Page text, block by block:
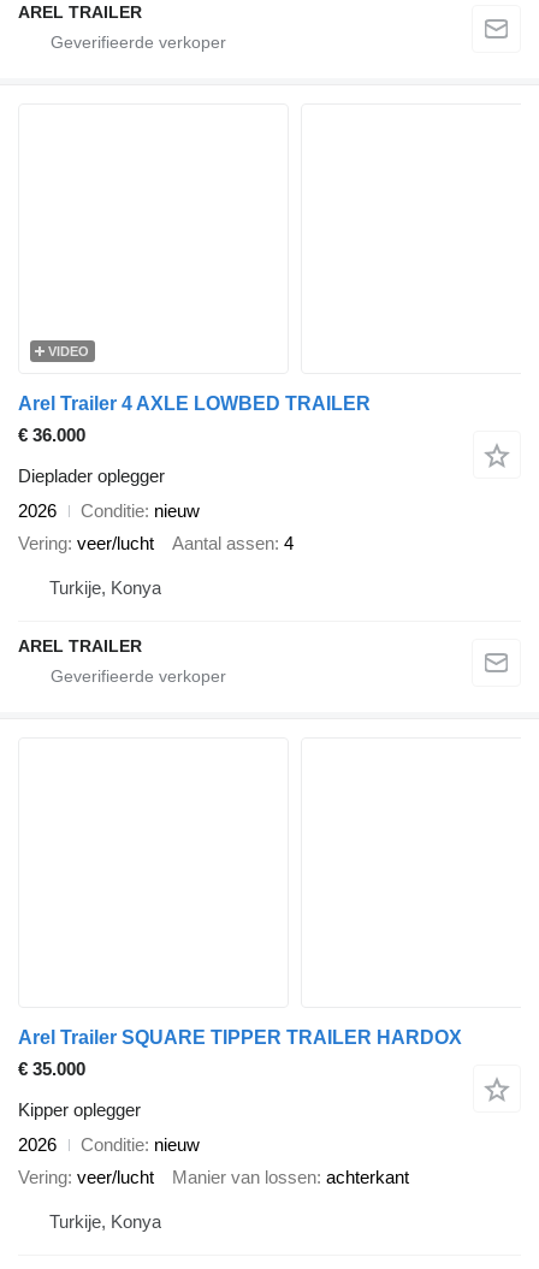
AREL TRAILER
VIDEO
Arel Trailer 4 AXLE LOWBED TRAILER
€ 36.000
Dieplader oplegger
2026
Conditie nieuw
Vering veer/lucht Aantal assen 4
Turkije, Konya
AREL TRAILER
Arel Trailer SQUARE TIPPER TRAILER HARDOX
€ 35.000
Kipper oplegger
2026
Conditie nieuw
Vering veer/lucht Manier van lossen achterkant
Turkije, Konya